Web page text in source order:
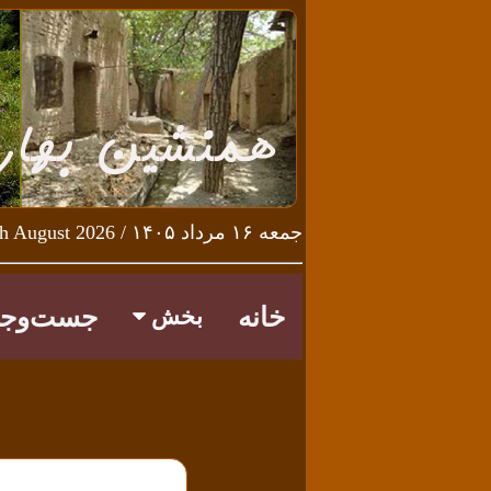
جمعه ۱۶ مرداد ۱۴۰۵ / Friday 7th August 2026
خانه بخش